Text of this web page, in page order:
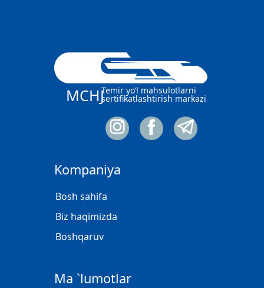
MCHJTemir yo‘l mahsulotlarni
sertifikatlashtirish markazi
Kompaniya
Bosh sahifa
Biz haqimizda
Boshqaruv
Ma `lumotlar